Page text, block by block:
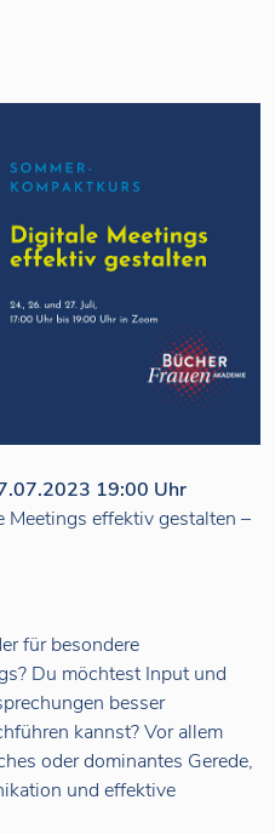
19:00 Uhr
effektiv gestalten –
für besondere
Du möchtest Input und
besser
kannst? Vor allem
oder dominantes Gerede,
und effektive